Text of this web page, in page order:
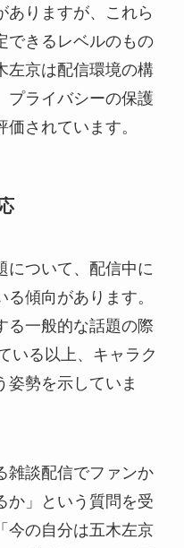
ありますが、これら
できるレベルのもの
左京は配信環境の構
プライバシーの保護
されています。
について、配信中に
傾向があります。
る一般的な話題の際
いる以上、キャラク
姿勢を示していま
雑談配信でファンか
か」という質問を受
今の自分は五木左京